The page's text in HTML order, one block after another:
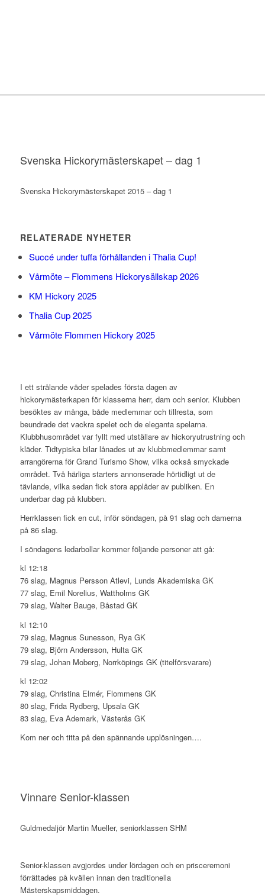
Svenska Hickorymästerskapet – dag 1
Svenska Hickorymästerskapet 2015 – dag 1
RELATERADE NYHETER
Succé under tuffa förhållanden i Thalia Cup!
Vårmöte – Flommens Hickorysällskap 2026
KM Hickory 2025
Thalia Cup 2025
Vårmöte Flommen Hickory 2025
I ett strålande väder spelades första dagen av
hickorymästerkapen för klasserna herr, dam och senior. Klubben
besöktes av många, både medlemmar och tillresta, som
beundrade det vackra spelet och de eleganta spelarna.
Klubbhusområdet var fyllt med utställare av hickoryutrustning och
kläder. Tidtypiska bilar lånades ut av klubbmedlemmar samt
arrangörerna för Grand Turismo Show, vilka också smyckade
området. Två härliga starters annonserade hörtidligt ut de
tävlande, vilka sedan fick stora applåder av publiken. En
underbar dag på klubben.
Herrklassen fick en cut, inför söndagen, på 91 slag och damerna
på 86 slag.
I söndagens ledarbollar kommer följande personer att gå:
kl 12:18
76 slag, Magnus Persson Atlevi, Lunds Akademiska GK
77 slag, Emil Norelius, Wattholms GK
79 slag, Walter Bauge, Båstad GK
kl 12:10
79 slag, Magnus Sunesson, Rya GK
79 slag, Björn Andersson, Hulta GK
79 slag, Johan Moberg, Norrköpings GK (titelförsvarare)
kl 12:02
79 slag, Christina Elmér, Flommens GK
80 slag, Frida Rydberg, Upsala GK
83 slag, Eva Ademark, Västerås GK
Kom ner och titta på den spännande upplösningen….
Vinnare Senior-klassen
Guldmedaljör Martin Mueller, seniorklassen SHM
Senior-klassen avgjordes under lördagen och en prisceremoni
förrättades på kvällen innan den traditionella
Mästerskapsmiddagen.